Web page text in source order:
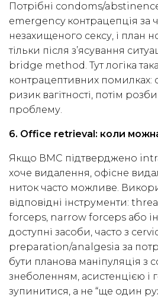
Потрібні condoms/
emergency контрацепція за
незахищеного сексу, і план
тільки після з’ясування
bridge method. Тут логіка
контрацептивних помилках:
ризик вагітності, потім
проблему.
6. Office retrieval: коли
Якщо ВМС підтверджено
хоче видалення, офісне
ниток часто можливе.
відповідні інструменти:
forceps, narrow forceps або
доступні засоби, часто з
preparation/analgesia за
бути планова маніпуляція з
знеболенням, асистенцією і
зупинитися, а не “ще один